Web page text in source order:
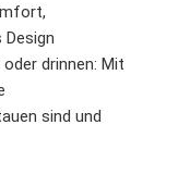
Design
drinnen: Mit
sind und